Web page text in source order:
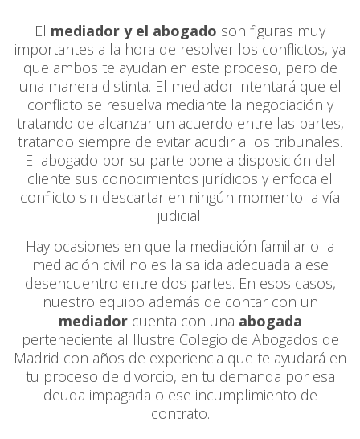
El mediador y el abogado son figuras muy
importantes a la hora de resolver los conflictos, ya
que ambos te ayudan en este proceso, pero de
una manera distinta. El mediador intentará que el
conflicto se resuelva mediante la negociación y
tratando de alcanzar un acuerdo entre las partes,
tratando siempre de evitar acudir a los tribunales.
El abogado por su parte pone a disposición del
cliente sus conocimientos jurídicos y enfoca el
conflicto sin descartar en ningún momento la vía
judicial.
Hay ocasiones en que la mediación familiar o la
mediación civil no es la salida adecuada a ese
desencuentro entre dos partes. En esos casos,
nuestro equipo además de contar con un
mediadorcuenta con una abogada
perteneciente al Ilustre Colegio de Abogados de
Madrid con años de experiencia que te ayudará en
tu proceso de divorcio, en tu demanda por esa
deuda impagada o ese incumplimiento de
contrato.